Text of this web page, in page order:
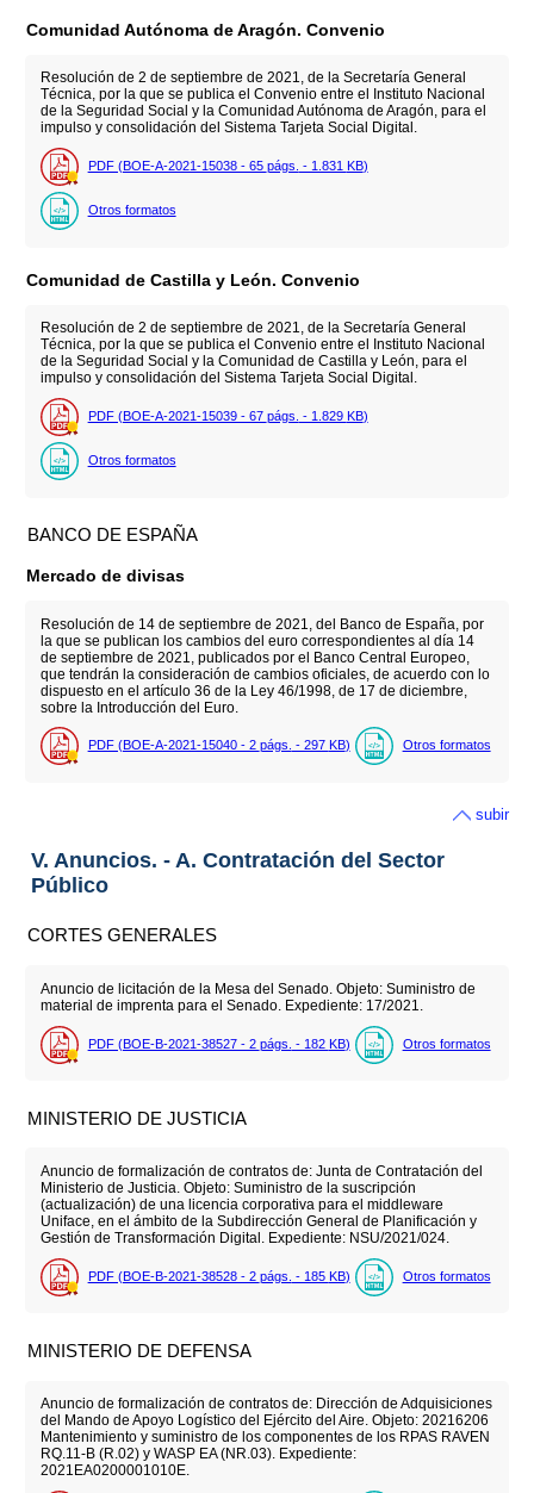
Comunidad Autónoma de Aragón. Convenio
Resolución de 2 de septiembre de 2021, de la Secretaría General
Técnica, por la que se publica el Convenio entre el Instituto Nacional
de la Seguridad Social y la Comunidad Autónoma de Aragón, para el
impulso y consolidación del Sistema Tarjeta Social Digital.
PDF (BOE-A-2021-15038 - 65 págs. - 1.831 KB)
Otros formatos
Comunidad de Castilla y León. Convenio
Resolución de 2 de septiembre de 2021, de la Secretaría General
Técnica, por la que se publica el Convenio entre el Instituto Nacional
de la Seguridad Social y la Comunidad de Castilla y León, para el
impulso y consolidación del Sistema Tarjeta Social Digital.
PDF (BOE-A-2021-15039 - 67 págs. - 1.829 KB)
Otros formatos
BANCO DE ESPAÑA
Mercado de divisas
Resolución de 14 de septiembre de 2021, del Banco de España, por
la que se publican los cambios del euro correspondientes al día 14
de septiembre de 2021, publicados por el Banco Central Europeo,
que tendrán la consideración de cambios oficiales, de acuerdo con lo
dispuesto en el artículo 36 de la Ley 46/1998, de 17 de diciembre,
sobre la Introducción del Euro.
PDF (BOE-A-2021-15040 - 2 págs. - 297 KB) Otros formatos
subir
V. Anuncios. - A. Contratación del Sector
Público
CORTES GENERALES
Anuncio de licitación de la Mesa del Senado. Objeto: Suministro de
material de imprenta para el Senado. Expediente: 17/2021.
PDF (BOE-B-2021-38527 - 2 págs. - 182 KB) Otros formatos
MINISTERIO DE JUSTICIA
Anuncio de formalización de contratos de: Junta de Contratación del
Ministerio de Justicia. Objeto: Suministro de la suscripción
(actualización) de una licencia corporativa para el middleware
Uniface, en el ámbito de la Subdirección General de Planificación y
Gestión de Transformación Digital. Expediente: NSU/2021/024.
PDF (BOE-B-2021-38528 - 2 págs. - 185 KB) Otros formatos
MINISTERIO DE DEFENSA
Anuncio de formalización de contratos de: Dirección de Adquisiciones
del Mando de Apoyo Logístico del Ejército del Aire. Objeto: 20216206
Mantenimiento y suministro de los componentes de los RPAS RAVEN
RQ.11-B (R.02) y WASP EA (NR.03). Expediente:
2021EA0200001010E.